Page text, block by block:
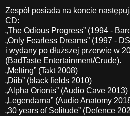
Zespół posiada na koncie
CD:
„The Odious Progress” (1994 -
„Only Fearless Dreams” (1997 -
i wydany po dłuższej przerwie w
(BadTaste Entertainment/Crude).
„Melting” (Takt 2008)
„Diib” (black fields 2010)
„Alpha Orionis” (Audio Cave 2013)
„Legendarna” (Audio Anatomy
„30 years of Solitude” (Defence